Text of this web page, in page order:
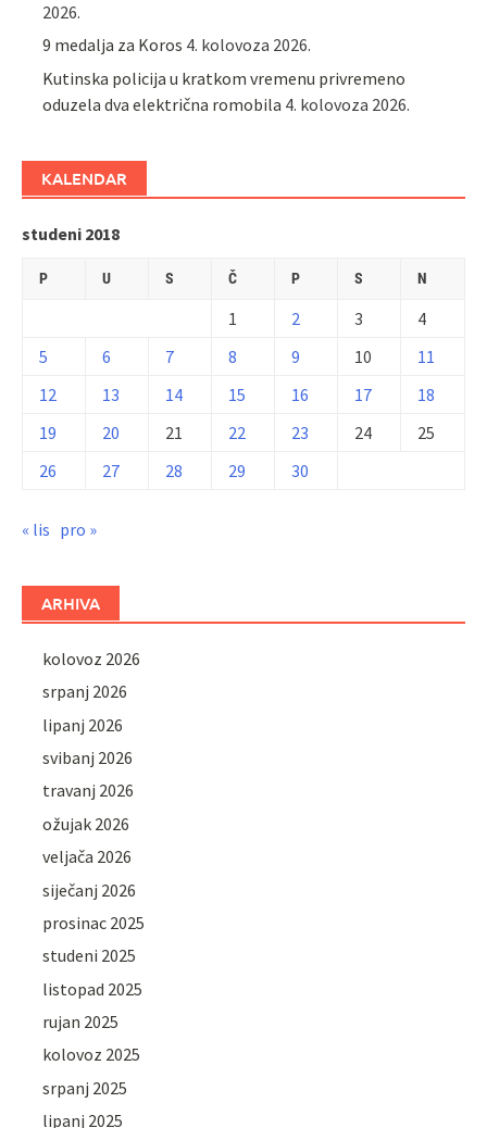
2026.
9 medalja za Koros 4. kolovoza 2026.
Kutinska policija u kratkom vremenu privremeno
oduzela dva električna romobila 4. kolovoza 2026.
KALENDAR
studeni 2018
P U S Č P S N
1 2 3
4
5
6 7 8 9 10
11
12
13 14 15 16 17
18
19
20 21 22 23 24
25
26
27 28 29 30
« lis pro »
ARHIVA
kolovoz 2026
srpanj 2026
lipanj 2026
svibanj 2026
travanj 2026
ožujak 2026
veljača 2026
siječanj 2026
prosinac 2025
studeni 2025
listopad 2025
rujan 2025
kolovoz 2025
srpanj 2025
lipanj 2025